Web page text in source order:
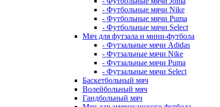
- Футбольные мячи Nike
- Футбольные мячи Puma
- Футбольные мячи Select
Мяч для футзала и мини-футбола
- Футзальные мячи Adidas
- Футзальные мячи Nike
- Футзальные мячи Puma
- Футзальные мячи Select
Баскетбольный мяч
Волейбольный мяч
Гандбольный мяч